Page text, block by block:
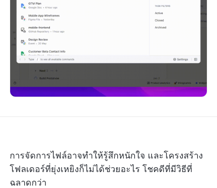
การจัดการไฟล์อาจทำให้รู้สึกหนักใจ และโครงสร้าง
โฟลเดอร์ที่ยุ่งเหยิงก็ไม่ได้ช่วยอะไร โชคดีที่มีวิธีที่
ฉลาดกว่า